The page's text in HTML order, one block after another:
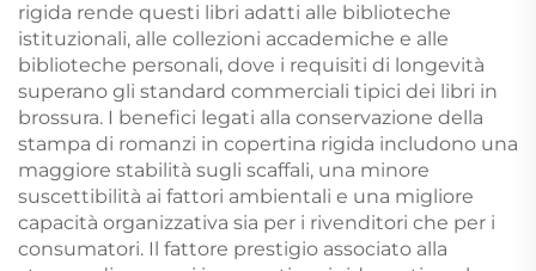
rigida rende questi libri adatti alle biblioteche
istituzionali, alle collezioni accademiche e alle
biblioteche personali, dove i requisiti di longevità
superano gli standard commerciali tipici dei libri in
brossura. I benefici legati alla conservazione della
stampa di romanzi in copertina rigida includono una
maggiore stabilità sugli scaffali, una minore
suscettibilità ai fattori ambientali e una migliore
capacità organizzativa sia per i rivenditori che per i
consumatori. Il fattore prestigio associato alla